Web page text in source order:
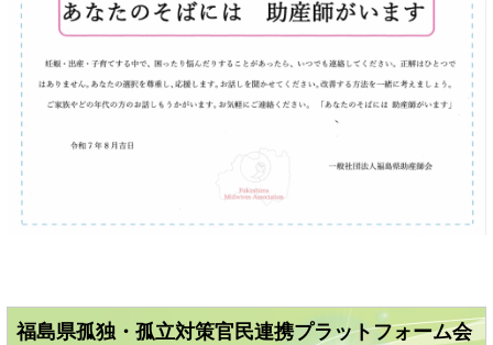
福島県孤独・孤立対策官民連携プラットフォーム会